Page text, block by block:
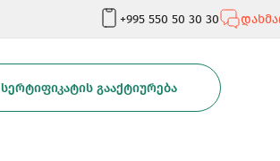
+995 550 50 30 30
ᲡᲔᲠᲢᲘᲤᲘᲙᲐᲢᲘᲡ ᲒᲐᲐᲥᲢᲘᲣᲠᲔᲑᲐ